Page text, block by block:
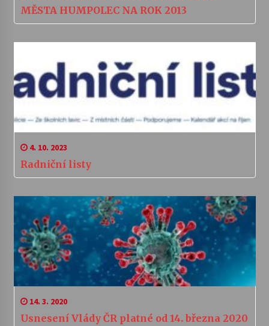
MĚSTA HUMPOLEC NA ROK 2013
4. 10. 2023
Radniční listy
14. 3. 2020
Usnesení Vlády ČR platné od 14. března 2020